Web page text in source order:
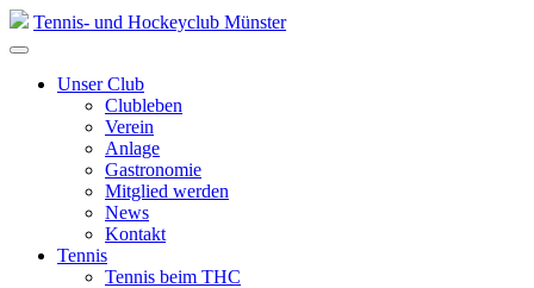
SkipTennis- und Hockeyclub Münster
Unser Club
Clubleben
Verein
Anlage
Gastronomie
Mitglied werden
News
Kontakt
Tennis
Tennis beim THC